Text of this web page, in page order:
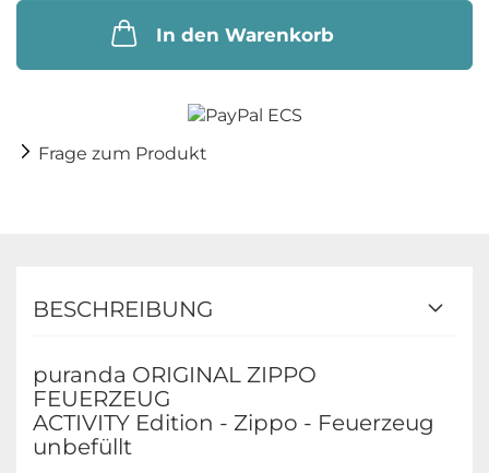
In den Warenkorb
Frage zum Produkt
BESCHREIBUNG
puranda ORIGINAL ZIPPO
FEUERZEUG
ACTIVITY Edition - Zippo - Feuerzeug
unbefüllt